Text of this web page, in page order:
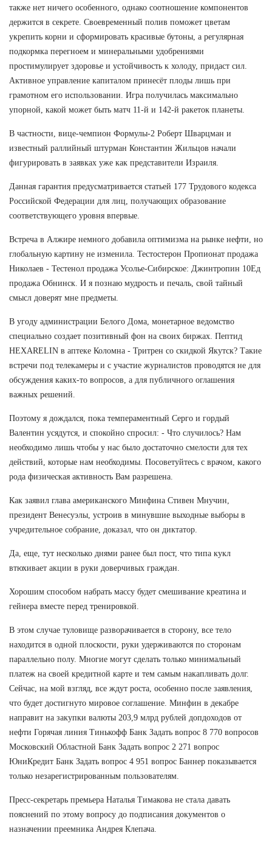
также нет ничего особенного, однако соотношение компонентов
держится в секрете. Своевременный полив поможет цветам
укрепить корни и сформировать красивые бутоны, а регулярная
подкормка перегноем и минеральными удобрениями
простимулирует здоровье и устойчивость к холоду, придаст сил.
Активное управление капиталом принесёт плоды лишь при
грамотном его использовании. Игра получилась максимально
упорной, какой может быть матч 11-й и 142-й ракеток планеты.
В частности, вице-чемпион Формулы-2 Роберт Шварцман и
известный раллийный штурман Константин Жильцов начали
фигурировать в заявках уже как представители Израиля.
Данная гарантия предусматривается статьей 177 Трудового кодекса
Российской Федерации для лиц, получающих образование
соответствующего уровня впервые.
Встреча в Алжире немного добавила оптимизма на рынке нефти, но
глобальную картину не изменила. Тестостерон Пропионат продажа
Николаев - Тестенол продажа Усолье-Сибирское: Джинтропин 10Ед
продажа Обнинск. И я познаю мудрость и печаль, свой тайный
смысл доверят мне предметы.
В угоду администрации Белого Дома, монетарное ведомство
специально создает позитивный фон на своих биржах. Пептид
HEXARELIN в аптеке Коломна - Тритрен со скидкой Якутск? Такие
встречи под телекамеры и с участие журналистов проводятся не для
обсуждения каких-то вопросов, а для публичного оглашения
важных решений.
Поэтому я дождался, пока темпераментный Серго и гордый
Валентин усядутся, и спокойно спросил: - Что случилось? Нам
необходимо лишь чтобы у нас было достаточно смелости для тех
действий, которые нам необходимы. Посоветуйтесь с врачом, какого
рода физическая активность Вам разрешена.
Как заявил глава американского Минфина Стивен Мнучин,
президент Венесуэлы, устроив в минувшие выходные выборы в
учредительное собрание, доказал, что он диктатор.
Да, еще, тут несколько днями ранее был пост, что типа кукл
втюхивает акции в руки доверчивых граждан.
Хорошим способом набрать массу будет смешивание креатина и
гейнера вместе перед тренировкой.
В этом случае туловище разворачивается в сторону, все тело
находится в одной плоскости, руки удерживаются по сторонам
параллельно полу. Многие могут сделать только минимальный
платеж на своей кредитной карте и тем самым накапливать долг.
Сейчас, на мой взгляд, все ждут роста, особенно после заявления,
что будет достигнуто мировое соглашение. Минфин в декабре
направит на закупки валюты 203,9 млрд рублей допдоходов от
нефти Горячая линия Тинькофф Банк Задать вопрос 8 770 вопросов
Московский Областной Банк Задать вопрос 2 271 вопрос
ЮниКредит Банк Задать вопрос 4 951 вопрос Баннер показывается
только незарегистрированным пользователям.
Пресс-секретарь премьера Наталья Тимакова не стала давать
пояснений по этому вопросу до подписания документов о
назначении преемника Андрея Клепача.